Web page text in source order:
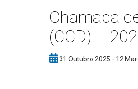
Chamada
(CCD) –
31 Outubro 2025 - 12